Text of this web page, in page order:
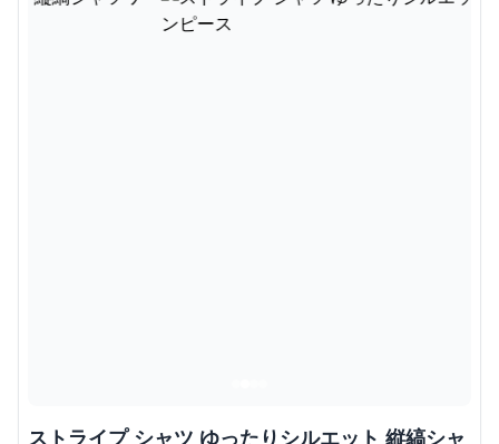
ストライプ シャツ ゆったりシルエット 縦縞シャ